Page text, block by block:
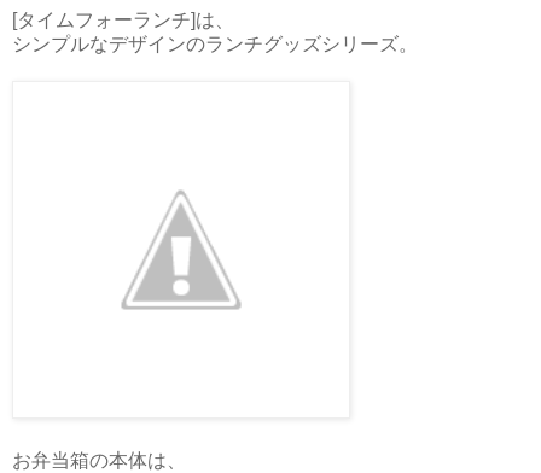
[タイムフォーランチ]は、
シンプルなデザインのランチグッズシリーズ。
お弁当箱の本体は、